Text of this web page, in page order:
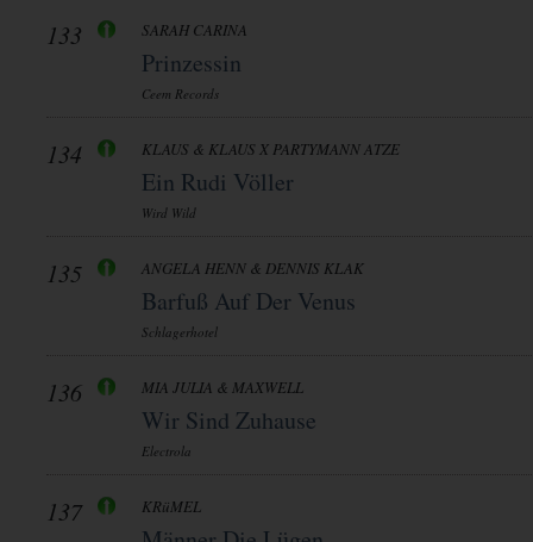
133 SARAH CARINA
Prinzessin
Ceem Records
134 KLAUS & KLAUS X PARTYMANN ATZE
Ein Rudi Völler
Wird Wild
135 ANGELA HENN & DENNIS KLAK
Barfuß Auf Der Venus
Schlagerhotel
136 MIA JULIA & MAXWELL
Wir Sind Zuhause
Electrola
137 KRüMEL